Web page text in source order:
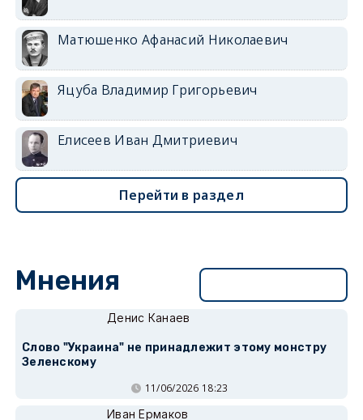
Матюшенко Афанасий Николаевич
Яцуба Владимир Григорьевич
Елисеев Иван Дмитриевич
Перейти в раздел
Мнения
Денис Канаев
Слово "Украина" не принадлежит этому монстру
Зеленскому
11/06/2026 18:23
Иван Ермаков